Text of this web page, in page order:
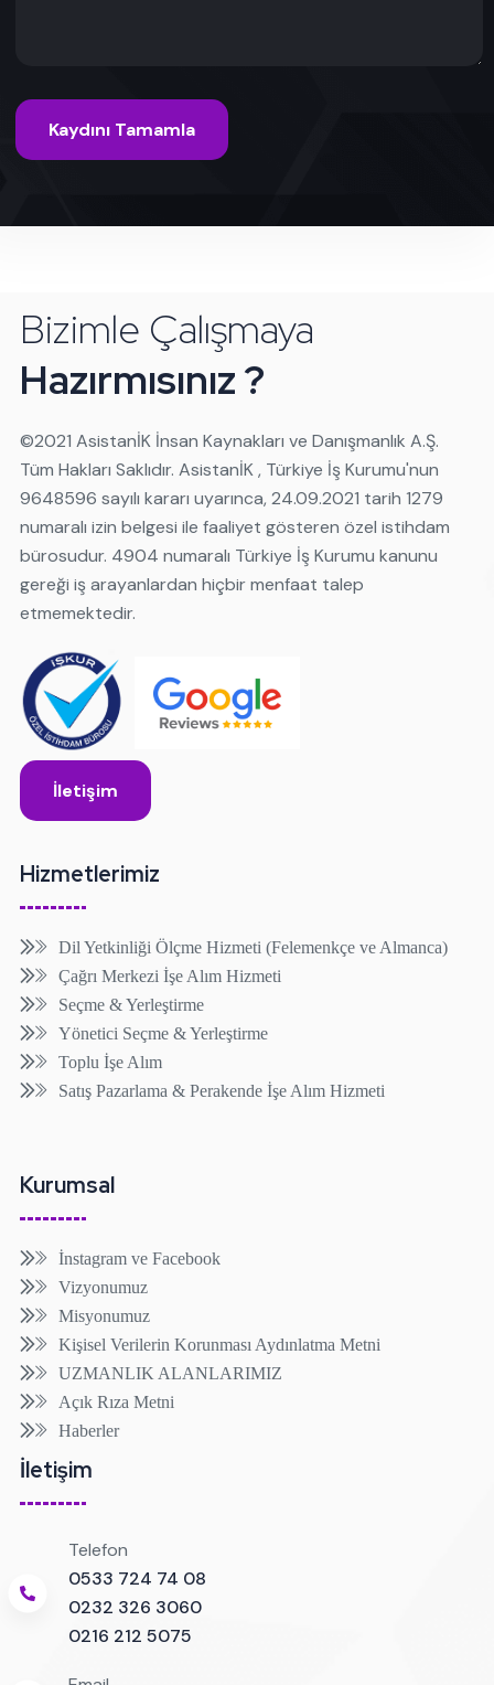
Kaydını Tamamla
Bizimle Çalışmaya
Hazırmısınız ?
©️2021 AsistanİK İnsan Kaynakları ve Danışmanlık A.Ş.
Tüm Hakları Saklıdır. AsistanİK , Türkiye İş Kurumu'nun
9648596 sayılı kararı uyarınca, 24.09.2021 tarih 1279
numaralı izin belgesi ile faaliyet gösteren özel istihdam
bürosudur. 4904 numaralı Türkiye İş Kurumu kanunu
gereği iş arayanlardan hiçbir menfaat talep
etmemektedir.
İletişim
Hizmetlerimiz
Dil Yetkinliği Ölçme Hizmeti (Felemenkçe ve Almanca)
Çağrı Merkezi İşe Alım Hizmeti
Seçme & Yerleştirme
Yönetici Seçme & Yerleştirme
Toplu İşe Alım
Satış Pazarlama & Perakende İşe Alım Hizmeti
Kurumsal
İnstagram ve Facebook
Vizyonumuz
Misyonumuz
Kişisel Verilerin Korunması Aydınlatma Metni
UZMANLIK ALANLARIMIZ
Açık Rıza Metni
Haberler
İletişim
Telefon
0533 724 74 08
0232 326 3060
0216 212 5075